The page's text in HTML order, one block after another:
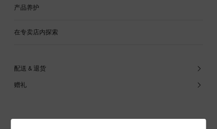
产品养护
在专卖店内探索
配送 & 退货
赠礼